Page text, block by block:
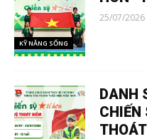
KỸ NĂNG SỐNG
25/07/2026
DANH
CHIẾN